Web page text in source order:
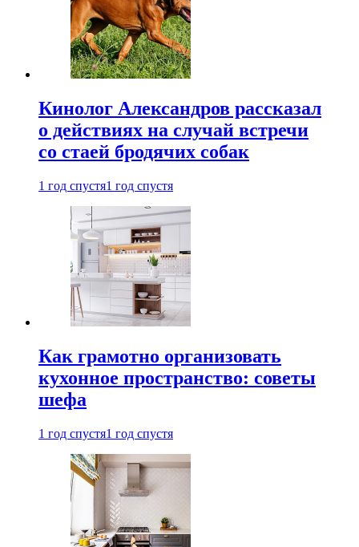
Кинолог Александров рассказал
о действиях на случай встречи
со стаей бродячих собак
1 год спустя1 год спустя
Как грамотно организовать
кухонное пространство: советы
шефа
1 год спустя1 год спустя